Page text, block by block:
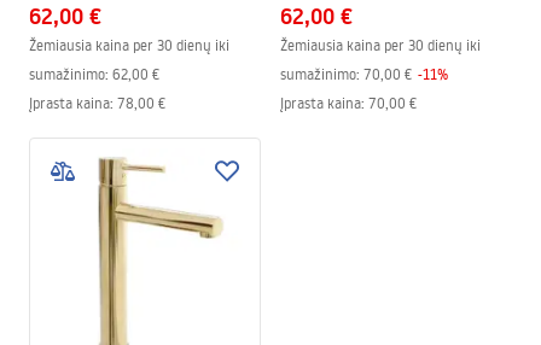
62,00 €
Žemiausia kaina per 30 dienų iki
sumažinimo: 62,00 €
Įprasta kaina: 78,00 €
62,00 €
Žemiausia kaina per 30 dienų iki
sumažinimo: 70,00 € -11%
Įprasta kaina: 70,00 €